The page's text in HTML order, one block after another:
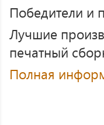
Победители и
Лучшие
печатный
Полная